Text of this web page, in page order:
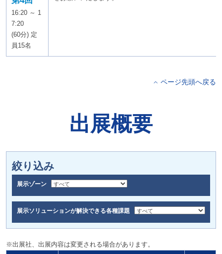
16:20 ～ 1
7:20
(60分) 定
員15名
ページ先頭へ戻る
出展概要
絞り込み
展示ゾーン
展示ソリューションが解決できる各種課題
※出展社、出展内容は変更される場合があります。